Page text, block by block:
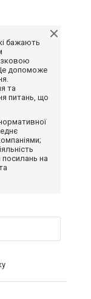
бажають
допоможе
та
питань, що
посилань на